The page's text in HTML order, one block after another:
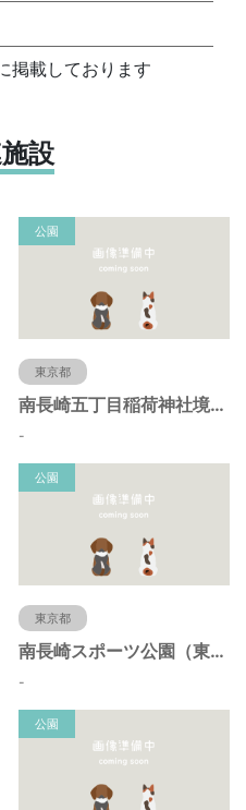
掲載しております
設
公園
東京都
南長崎五丁目稲荷神社境内仮児童遊園（東京都豊島区）
-
公園
東京都
南長崎スポーツ公園（東京都豊島区）
-
公園